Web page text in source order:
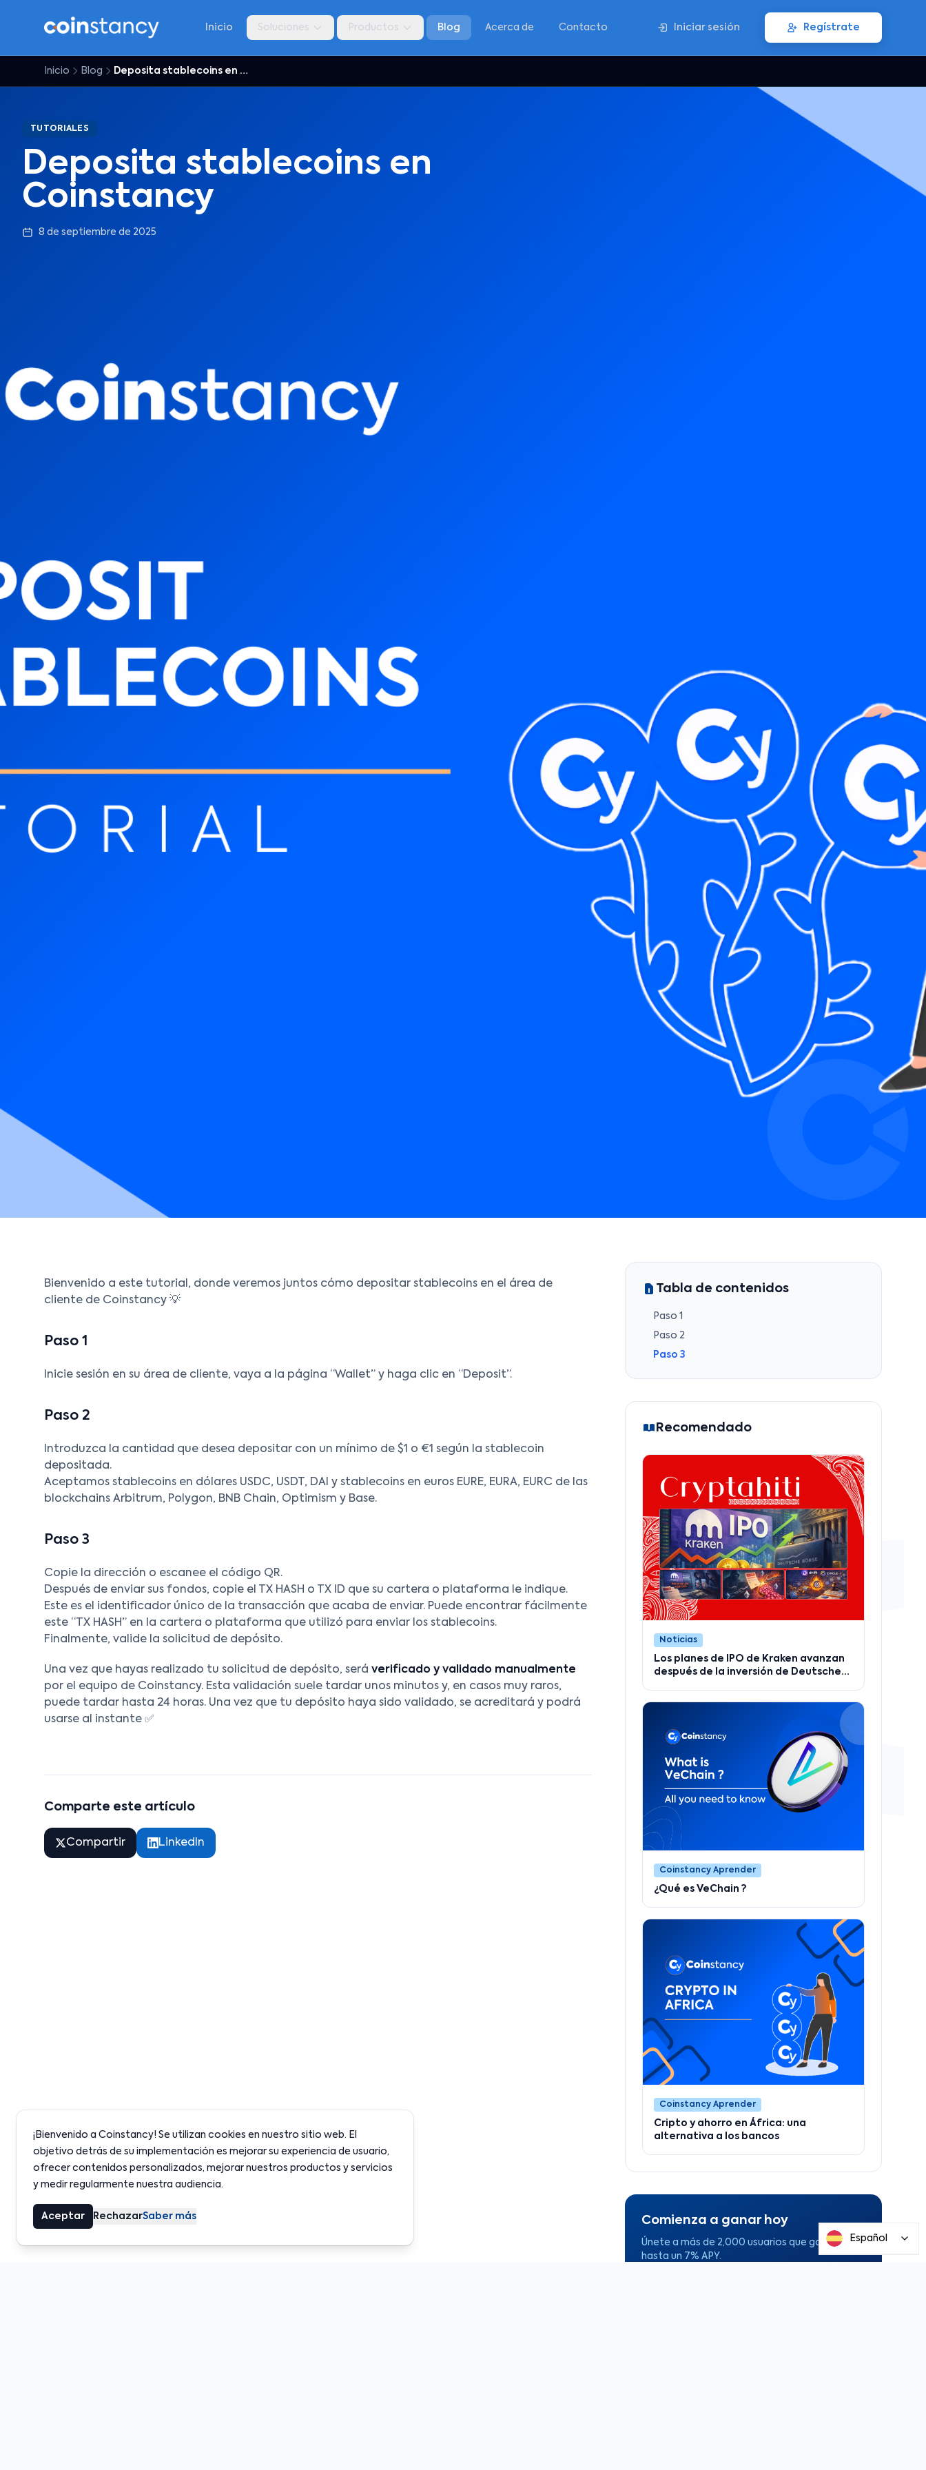
Inicio Soluciones Productos Blog Acerca de Contacto Iniciar sesión Regístrate
Inicio Blog Deposita stablecoins en Coinstancy
TUTORIALES
Deposita stablecoins en
Coinstancy
8 de septiembre de 2025
Bienvenido a este tutorial, donde veremos juntos cómo depositar stablecoins en el área de
cliente de Coinstancy 💡
Paso 1
Inicie sesión en su área de cliente, vaya a la página “Wallet” y haga clic en “Deposit”.
Paso 2
Introduzca la cantidad que desea depositar con un mínimo de $1 o €1 según la stablecoin
depositada.
Aceptamos stablecoins en dólares USDC, USDT, DAI y stablecoins en euros EURE, EURA, EURC de las
blockchains Arbitrum, Polygon, BNB Chain, Optimism y Base.
Paso 3
Copie la dirección o escanee el código QR.
Después de enviar sus fondos, copie el TX HASH o TX ID que su cartera o plataforma le indique.
Este es el identificador único de la transacción que acaba de enviar. Puede encontrar fácilmente
este “TX HASH” en la cartera o plataforma que utilizó para enviar los stablecoins.
Finalmente, valide la solicitud de depósito.
Una vez que hayas realizado tu solicitud de depósito, será verificado y validado manualmente
por el equipo de Coinstancy. Esta validación suele tardar unos minutos y, en casos muy raros,
puede tardar hasta 24 horas. Una vez que tu depósito haya sido validado, se acreditará y podrá
usarse al instante ✅
Comparte este artículo
Compartir LinkedIn
Tabla de contenidos
Paso 1
Paso 2
Paso 3
Recomendado
Noticias
Los planes de IPO de Kraken avanzan
después de la inversión de Deutsche
Coinstancy Aprender
¿Qué es VeChain ?
Coinstancy Aprender
Cripto y ahorro en África: una
alternativa a los bancos
Comienza a ganar hoy
Únete a más de 2,000 usuarios que ganan
hasta un 7% APY.
¡Bienvenido a Coinstancy! Se utilizan cookies en nuestro sitio web. El
objetivo detrás de su implementación es mejorar su experiencia de usuario,
ofrecer contenidos personalizados, mejorar nuestros productos y servicios
y medir regularmente nuestra audiencia.
Aceptar RechazarSaber más
Español